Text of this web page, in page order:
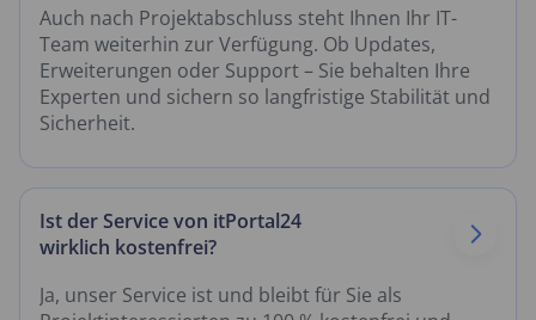
Auch nach Projektabschluss steht Ihnen Ihr IT-
Team weiterhin zur Verfügung. Ob Updates,
Erweiterungen oder Support – Sie behalten Ihre
Experten und sichern so langfristige Stabilität und
Sicherheit.
Ist der Service von itPortal24
wirklich kostenfrei?
Ja, unser Service ist und bleibt für Sie als